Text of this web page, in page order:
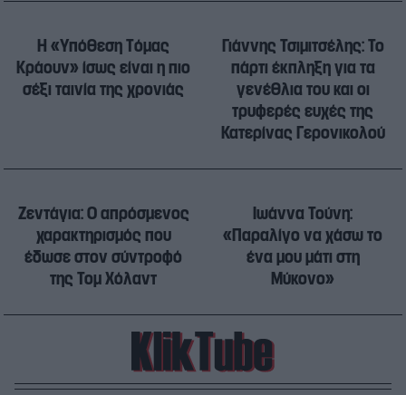
Η «Υπόθεση Τόμας
Κράουν» ίσως είναι η πιο
σέξι ταινία της χρονιάς
Γιάννης Τσιμιτσέλης: Το
πάρτι έκπληξη για τα
γενέθλια του και οι
τρυφερές ευχές της
Κατερίνας Γερονικολού
Ζεντάγια: Ο απρόσμενος
χαρακτηρισμός που
έδωσε στον σύντροφό
της Τομ Χόλαντ
Ιωάννα Τούνη:
«Παραλίγο να χάσω το
ένα μου μάτι στη
Μύκονο»